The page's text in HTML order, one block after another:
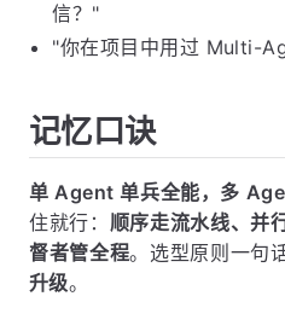
信？"
"你在项目中用过 Multi-
记忆口诀
单 Agent 单兵全能，多
住就行： 顺序走流水线、并
督者管全程。选型原则一句话
升级。